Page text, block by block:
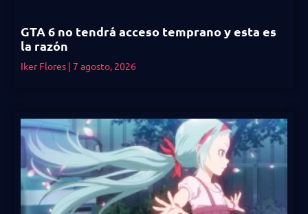
GTA 6 no tendrá acceso temprano y esta es
la razón
Iker Flores 7 agosto, 2026